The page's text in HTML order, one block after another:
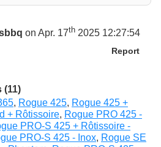
on Apr. 17th 2025 12:27:54
Report
(11)
, Rogue 425, Rogue 425 +
+ Rôtissoire, Rogue PRO 425 -
PRO-S 425 + Rôtissoire -
PRO-S 425 - Inox, Rogue SE